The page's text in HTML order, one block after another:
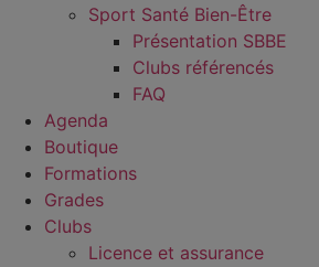
Sport Santé Bien-Être
Présentation SBBE
Clubs référencés
FAQ
Agenda
Boutique
Formations
Grades
Clubs
Licence et assurance